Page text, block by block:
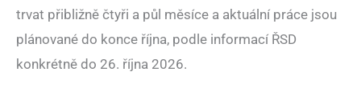
trvat přibližně čtyři a půl měsíce a aktuální práce jsou
plánované do konce října, podle informací ŘSD
konkrétně do 26. října 2026.